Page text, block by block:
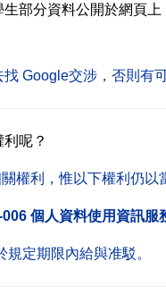
部分資料公開於網頁
Google交涉，否則有
呢？
權利，惟以下權利仍以
個人資料使用資訊服
定期限內給與准駁。